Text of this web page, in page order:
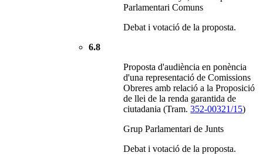
Parlamentari Comuns
Debat i votació de la proposta.
6.8
Proposta d'audiència en ponència
d'una representació de Comissions
Obreres amb relació a la Proposició
de llei de la renda garantida de
ciutadania (Tram.352-00321/15)
Grup Parlamentari de Junts
Debat i votació de la proposta.